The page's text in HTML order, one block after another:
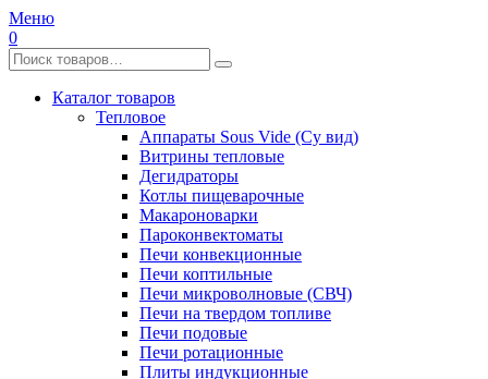
Меню
0
Каталог товаров
Тепловое
Аппараты Sous Vide (Су вид)
Витрины тепловые
Дегидраторы
Котлы пищеварочные
Макароноварки
Пароконвектоматы
Печи конвекционные
Печи коптильные
Печи микроволновые (СВЧ)
Печи на твердом топливе
Печи подовые
Печи ротационные
Плиты индукционные